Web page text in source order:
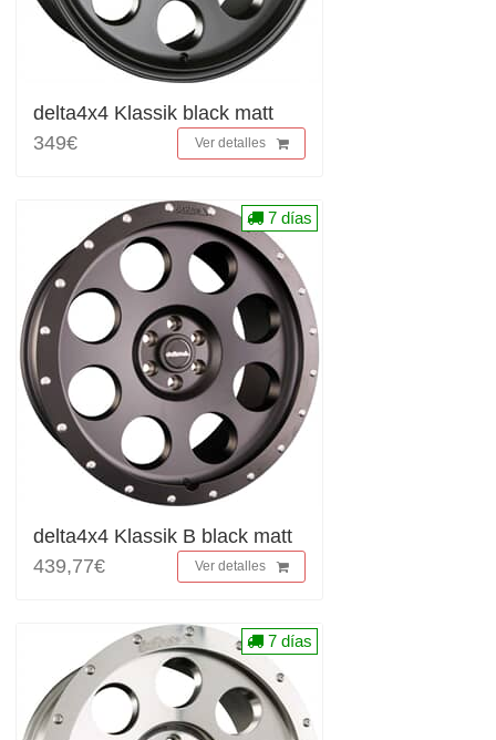
delta4x4 Klassik black matt
349€
Ver detalles
delta4x4 Klassik B black matt
439,77€
Ver detalles
7 días
7 días